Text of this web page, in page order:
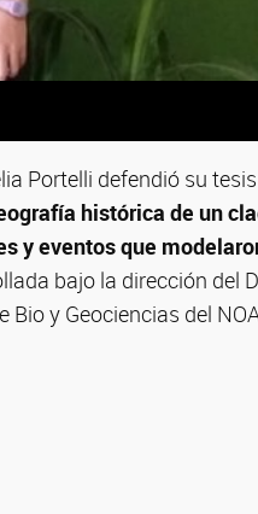
Portelli defendió su
histórica de un
y eventos que
bajo la dirección del
y Geociencias del